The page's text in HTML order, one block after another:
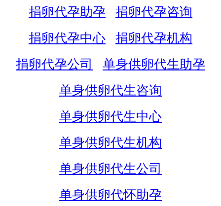
捐卵代孕助孕
捐卵代孕咨询
捐卵代孕中心
捐卵代孕机构
捐卵代孕公司
单身供卵代生助孕
单身供卵代生咨询
单身供卵代生中心
单身供卵代生机构
单身供卵代生公司
单身供卵代怀助孕